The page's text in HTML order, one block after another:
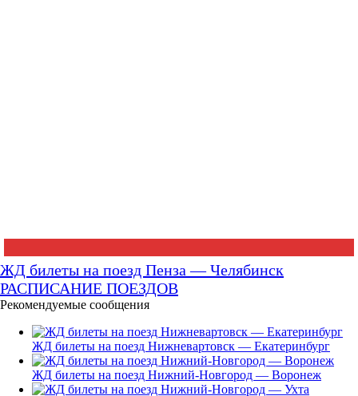
ЖД билеты на поезд Пенза — Челябинск
РАСПИСАНИЕ ПОЕЗДОВ
Рекомендуемые сообщения
ЖД билеты на поезд Нижневартовск — Екатеринбург
ЖД билеты на поезд Нижний-Новгород — Воронеж